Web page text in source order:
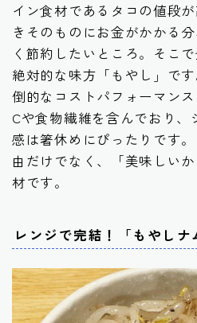
イン食材であるタコの値段
きそのものにお金がかかる
く節約したいところ。そこ
絶対的な味方「もやし」で
倒的なコストパフォーマン
Cや食物繊維を含んでおり、
感は箸休めにぴったりです
由だけでなく、「美味しい
材です。
レンジで完結！「もやしナ